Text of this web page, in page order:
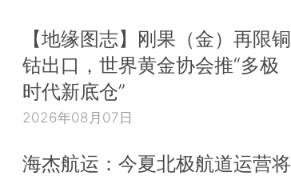
【地缘图志】刚果（金）再限铜
钴出口，世界黄金协会推“多极
时代新底仓”
2026年08月07日
海杰航运：今夏北极航道运营将